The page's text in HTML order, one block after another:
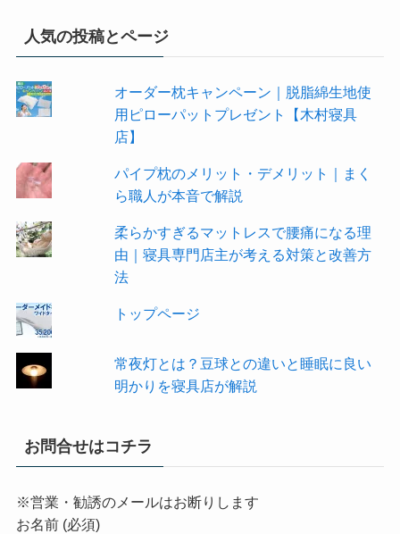
人気の投稿とページ
オーダー枕キャンペーン｜脱脂綿生地使
用ピローパットプレゼント【木村寝具
店】
パイプ枕のメリット・デメリット｜まく
ら職人が本音で解説
柔らかすぎるマットレスで腰痛になる理
由｜寝具専門店主が考える対策と改善方
法
トップページ
常夜灯とは？豆球との違いと睡眠に良い
明かりを寝具店が解説
お問合せはコチラ
※営業・勧誘のメールはお断りします
お名前 (必須)